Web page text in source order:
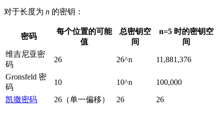
对于长度为 n 的密钥：
密码
每个位置的可能
值
总密钥空
间
n=5 时的密钥空
间
维吉尼亚密
码
26 26^n 11,881,376
Gronsfeld 密
码
10 10^n 100,000
凯撒密码 26（单一偏移） 26 26